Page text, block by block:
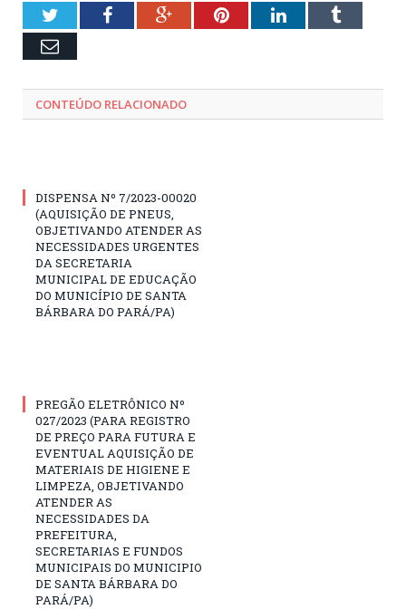
TwitterFacebookGoogle+PinterestLinkedInTumblr
Email
CONTEÚDO RELACIONADO
DISPENSA Nº 7/2023-00020
(AQUISIÇÃO DE PNEUS,
OBJETIVANDO ATENDER AS
NECESSIDADES URGENTES
DA SECRETARIA
MUNICIPAL DE EDUCAÇÃO
DO MUNICÍPIO DE SANTA
BÁRBARA DO PARÁ/PA)
PREGÃO ELETRÔNICO Nº
027/2023 (PARA REGISTRO
DE PREÇO PARA FUTURA E
EVENTUAL AQUISIÇÃO DE
MATERIAIS DE HIGIENE E
LIMPEZA, OBJETIVANDO
ATENDER AS
NECESSIDADES DA
PREFEITURA,
SECRETARIAS E FUNDOS
MUNICIPAIS DO MUNICIPIO
DE SANTA BÁRBARA DO
PARÁ/PA)